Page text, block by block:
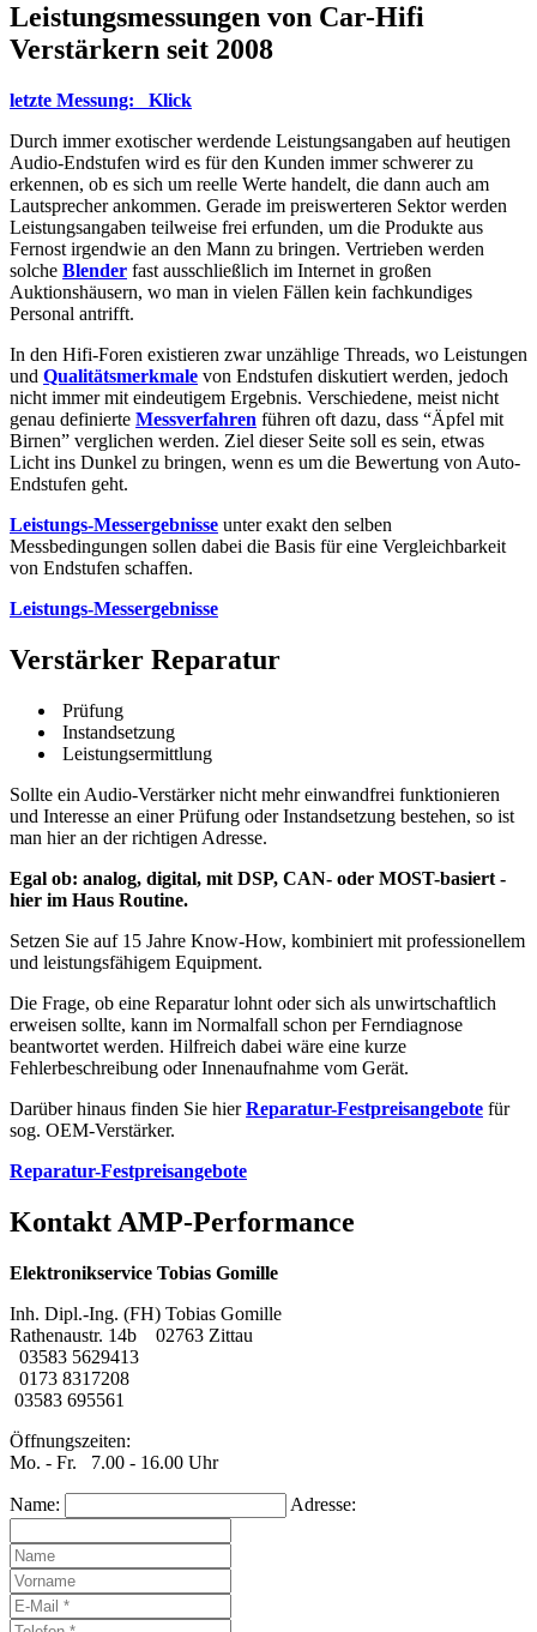
Leistungsmessungen von Car-Hifi
Verstärkern seit 2008
letzte Messung: Klick
Durch immer exotischer werdende Leistungsangaben auf heutigen
Audio-Endstufen wird es für den Kunden immer schwerer zu
erkennen, ob es sich um reelle Werte handelt, die dann auch am
Lautsprecher ankommen. Gerade im preiswerteren Sektor werden
Leistungsangaben teilweise frei erfunden, um die Produkte aus
Fernost irgendwie an den Mann zu bringen. Vertrieben werden
solche Blender fast ausschließlich im Internet in großen
Auktionshäusern, wo man in vielen Fällen kein fachkundiges
Personal antrifft.
In den Hifi-Foren existieren zwar unzählige Threads, wo Leistungen
und Qualitätsmerkmale von Endstufen diskutiert werden, jedoch
nicht immer mit eindeutigem Ergebnis. Verschiedene, meist nicht
genau definierte Messverfahren führen oft dazu, dass “Äpfel mit
Birnen” verglichen werden. Ziel dieser Seite soll es sein, etwas
Licht ins Dunkel zu bringen, wenn es um die Bewertung von Auto-
Endstufen geht.
Leistungs-Messergebnisse unter exakt den selben
Messbedingungen sollen dabei die Basis für eine Vergleichbarkeit
von Endstufen schaffen.
Leistungs-Messergebnisse
Verstärker Reparatur
Prüfung
Instandsetzung
Leistungsermittlung
Sollte ein Audio-Verstärker nicht mehr einwandfrei funktionieren
und Interesse an einer Prüfung oder Instandsetzung bestehen, so ist
man hier an der richtigen Adresse.
Egal ob: analog, digital, mit DSP, CAN- oder MOST-basiert -
hier im Haus Routine.
Setzen Sie auf 15 Jahre Know-How, kombiniert mit professionellem
und leistungsfähigem Equipment.
Die Frage, ob eine Reparatur lohnt oder sich als unwirtschaftlich
erweisen sollte, kann im Normalfall schon per Ferndiagnose
beantwortet werden. Hilfreich dabei wäre eine kurze
Fehlerbeschreibung oder Innenaufnahme vom Gerät.
Darüber hinaus finden Sie hier Reparatur-Festpreisangebote für
sog. OEM-Verstärker.
Reparatur-Festpreisangebote
Kontakt AMP-Performance
Elektronikservice Tobias Gomille
Inh. Dipl.-Ing. (FH) Tobias Gomille
Rathenaustr. 14b 02763 Zittau
03583 5629413
0173 8317208
03583 695561
Öffnungszeiten:
Mo. - Fr. 7.00 - 16.00 Uhr
Name: Adresse: